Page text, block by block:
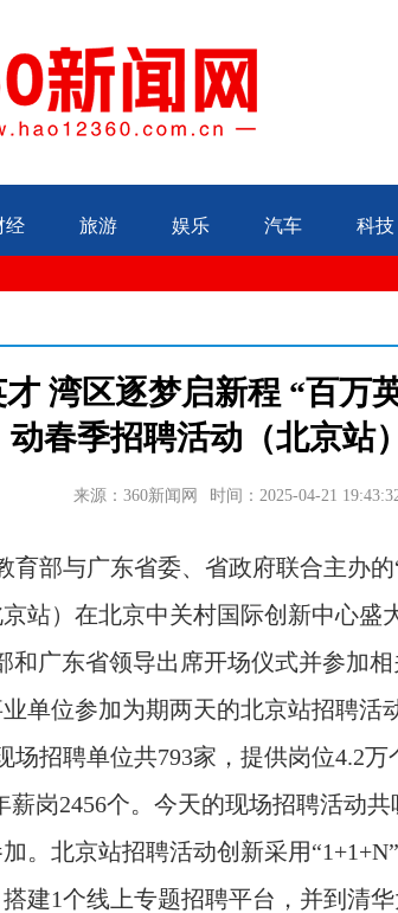
经 旅游 娱乐 汽车 科技
湾区逐梦启新程 “百万
动春季招聘活动（北京站
来源：360新闻网 时间：2025-04-21
部与广东省委、省政府联合主办的
站）在北京中关村国际创新中心盛
和广东省领导出席开场仪式并参加
单位参加为期两天的北京站招聘活
场招聘单位共793家，提供岗位4.2
薪岗2456个。今天的现场招聘活动
。北京站招聘活动创新采用
建1个线上专题招聘平台，并到清